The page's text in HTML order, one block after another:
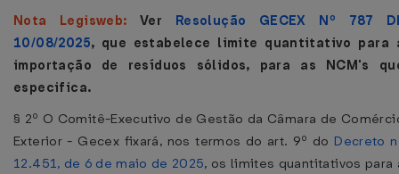
Nota Legisweb:Ver Resolução GECEX Nº 787
10/08/2025, que estabelece limite quantitativo para
importação de resíduos sólidos, para as NCM's
especifica.
§ 2º O Comitê-Executivo de Gestão da Câmara de
Exterior - Gecex fixará, nos termos do art. 9º do Decreto
12.451, de 6 de maio de 2025, os limites quantitativos para